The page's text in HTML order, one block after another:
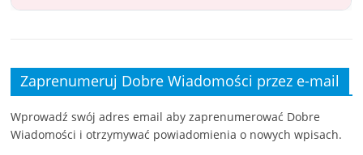
Zaprenumeruj Dobre Wiadomości przez e-mail
Wprowadź swój adres email aby zaprenumerować Dobre
Wiadomości i otrzymywać powiadomienia o nowych wpisach.